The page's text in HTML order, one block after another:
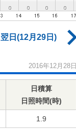
翌日(12月29日)
2016年12月28日
日積算
日照時間(時)
1.9